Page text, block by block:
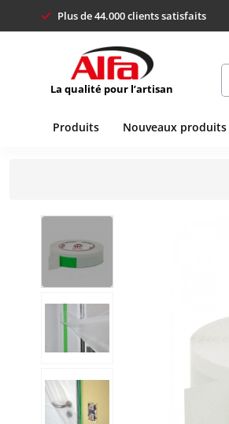
Plus de 44.000 clients satisfaits
La qualité pour l’artisan
Produits Nouveaux produits